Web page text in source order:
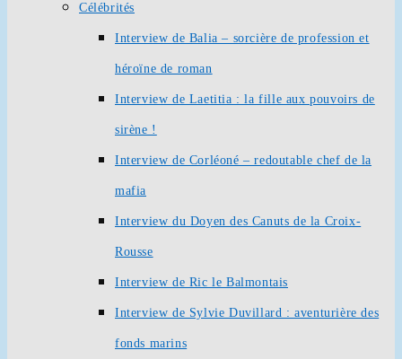
Célébrités
Interview de Balia – sorcière de profession et
héroïne de roman
Interview de Laetitia : la fille aux pouvoirs de
sirène !
Interview de Corléoné – redoutable chef de la
mafia
Interview du Doyen des Canuts de la Croix-
Rousse
Interview de Ric le Balmontais
Interview de Sylvie Duvillard : aventurière des
fonds marins